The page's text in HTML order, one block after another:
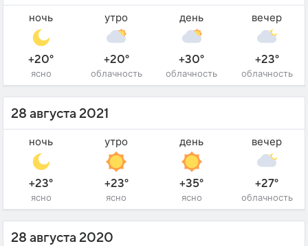
ночь
+20°
ясно
утро
+20°
облачность
день
+30°
облачность
вечер
+23°
облачность
28 августа 2021
ночь
+23°
ясно
утро
+23°
ясно
день
+35°
ясно
вечер
+27°
облачность
28 августа 2020